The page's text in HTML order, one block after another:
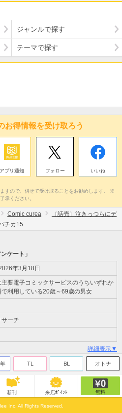
ジャンルで探す
テーマで探す
お得情報を受け取ろう
アプリ通知 フォロー いいね
すので、併せて受け取ることをお勧めします。 ※
承ください。
Comic curea
［話売］泣きっつらにデ
チカ15
ケート」
年3月18日
主要電子コミックサービスのうちいずれか
利用している20歳～69歳の男女
ーチ
詳細表示▼
TL BL オトナ
新刊 来店ﾎﾟｲﾝﾄ 無料
Inc. All Rights Reserved.